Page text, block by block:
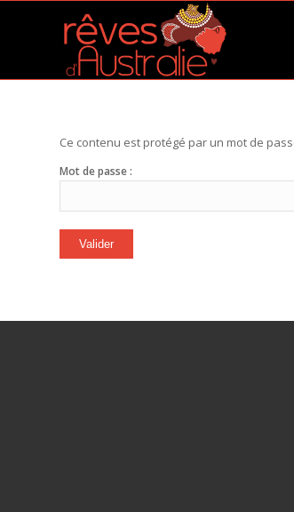
Ce contenu est protégé par un mot de
Mot de passe :